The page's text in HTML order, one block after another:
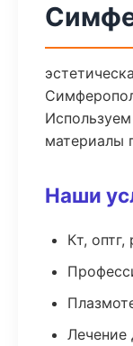
материалы
Наши
Кт, оптг,
Лечение